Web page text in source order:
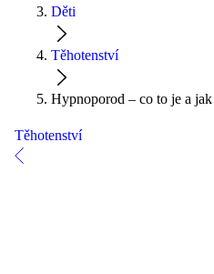
Děti
Těhotenství
Hypnoporod – co to je a
Těhotenství